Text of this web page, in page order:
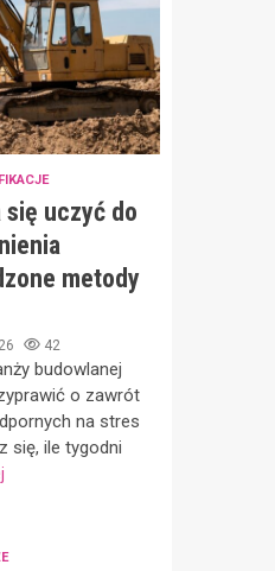
się uczyć do
metody
42
budowlanej
o zawrót
na stres
się, ile tygodni